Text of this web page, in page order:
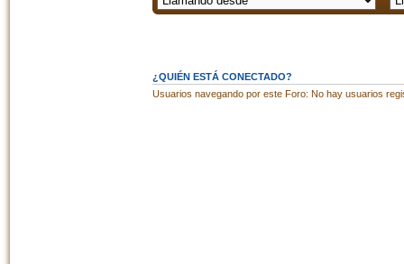
¿QUIÉN ESTÁ CONECTADO?
Usuarios navegando por este Foro: No hay usuarios